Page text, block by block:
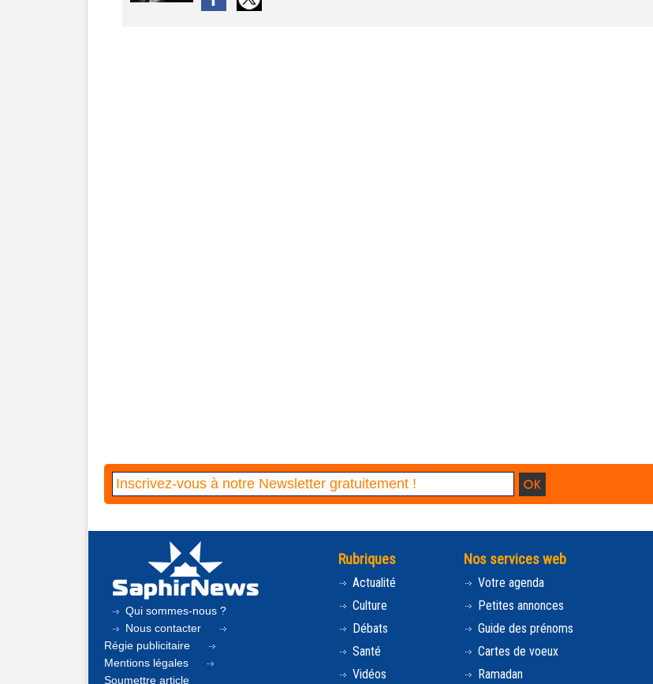
Qui sommes-nous ?
Nous contacter
Régie publicitaire
Mentions légales
Soumettre article
Rubriques
Actualité
Culture
Débats
Santé
Vidéos
Nos services web
Votre agenda
Petites annonces
Guide des prénoms
Cartes de voeux
Ramadan